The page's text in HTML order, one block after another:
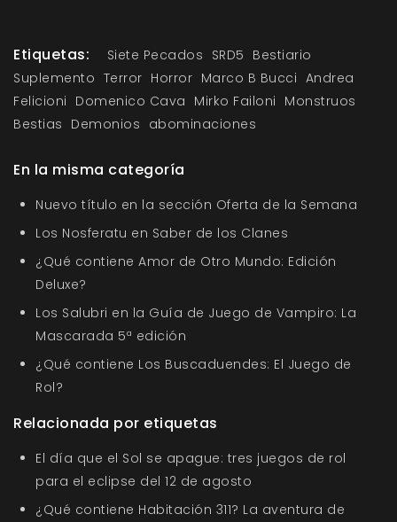
Etiquetas: Siete Pecados SRD5 Bestiario
Suplemento Terror Horror Marco B Bucci Andrea
Felicioni Domenico Cava Mirko Failoni Monstruos
Bestias Demonios abominaciones
En la misma categoría
Nuevo título en la sección Oferta de la Semana
Los Nosferatu en Saber de los Clanes
¿Qué contiene Amor de Otro Mundo: Edición
Deluxe?
Los Salubri en la Guía de Juego de Vampiro: La
Mascarada 5ª edición
¿Qué contiene Los Buscaduendes: El Juego de
Rol?
Relacionada por etiquetas
El día que el Sol se apague: tres juegos de rol
para el eclipse del 12 de agosto
¿Qué contiene Habitación 311? La aventura de